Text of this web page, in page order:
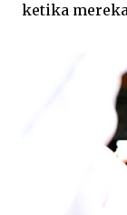
ketika